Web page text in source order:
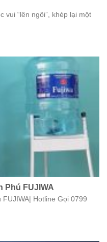
vui “lên ngôi”, khép lại một
Phú FUJIWA
Hotline Gọi 0799